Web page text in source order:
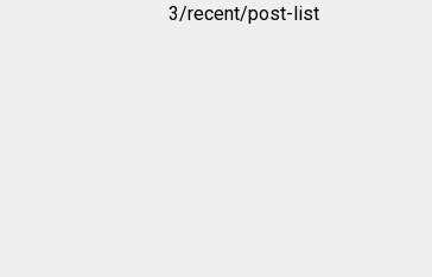
3/recent/post-list